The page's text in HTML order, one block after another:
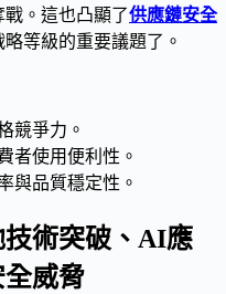
。這也凸顯了供應鏈安全
等級的重要議題了。
競爭力。
者使用便利性。
與品質穩定性。
術突破、AI應
威脅